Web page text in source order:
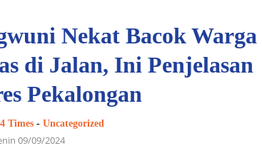
Nekat Bacok Warga
di Jalan, Ini Penjelasan
Pekalongan
Times -Uncategorized
09/09/2024